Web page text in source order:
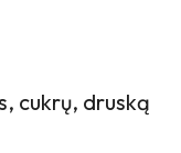
cukrų, druską